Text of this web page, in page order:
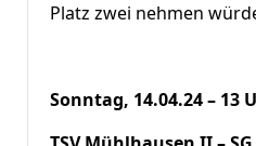
Platz zwei nehmen
Sonntag, 14.04.24 – 13